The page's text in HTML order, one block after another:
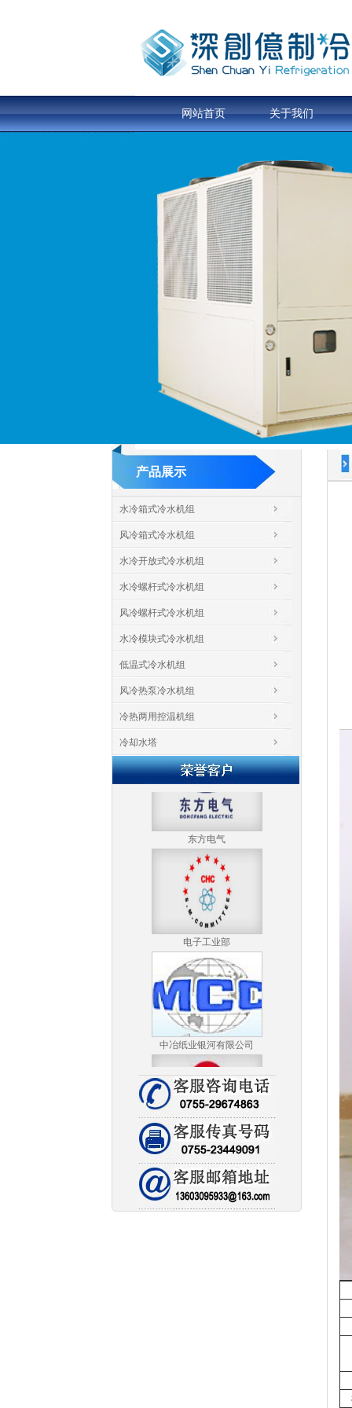
网站首页 关于我们
产品展示
水冷箱式冷水机组
风冷箱式冷水机组
水冷开放式冷水机组
水冷螺杆式冷水机组
风冷螺杆式冷水机组
水冷模块式冷水机组
低温式冷水机组
风冷热泵冷水机组
冷热两用控温机组
冷却水塔
中国水利水电第六工程局
有限公司
电子工业部
中冶纸业银河有限公司
中铁大桥局集团有限公司